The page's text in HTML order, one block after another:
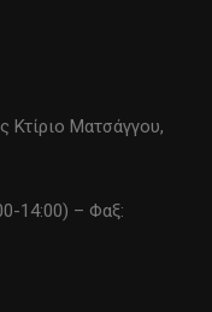
Κτίριο Ματσάγγου,
14:00) – Φαξ: